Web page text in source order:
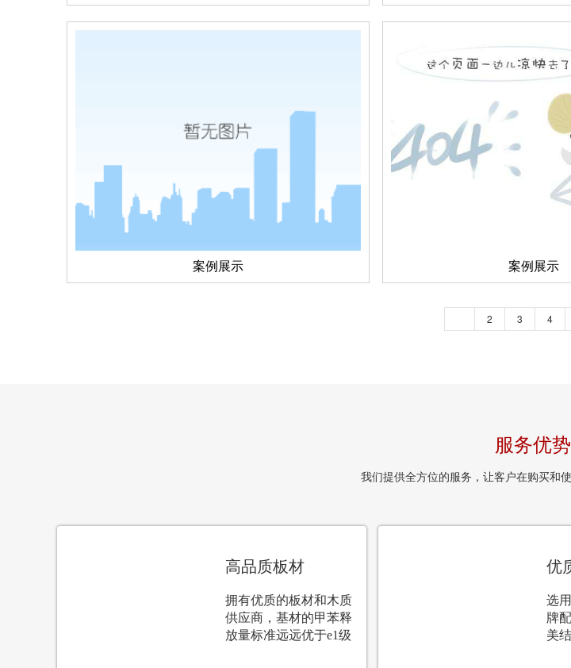
服务优势
我们提供全方位的服务，让客户在购买和
高品质板材
拥有优质的板材和木质
供应商，基材的甲苯释
放量标准远远优于e1级
优
选
牌
美
案例展示 案例展示
2 3 4